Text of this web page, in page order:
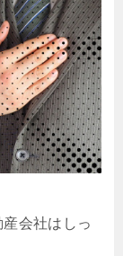
会社はしっ